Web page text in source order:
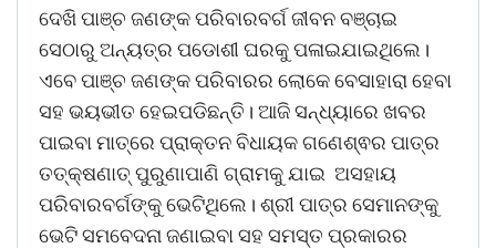
ଦେଖି ପାଞ୍ଚ ଜଣଙ୍କ ପରିବାରବର୍ଗ ଜୀବନ ବଞ୍ଚାଇ
ସେଠାରୁ ଅନ୍ୟତ୍ର ପଡୋଶୀ ଘରକୁ ପଳାଇଯାଇଥିଲେ।
ଏବେ ପାଞ୍ଚ ଜଣଙ୍କ ପରିବାରର ଲୋକେ ବେସାହାରା ହେବା
ସହ ଭୟଭୀତ ହେଇପଡିଛନ୍ତି। ଆଜି ସନ୍ଧ୍ୟାରେ ଖବର
ପାଇବା ମାତ୍ରେ ପ୍ରାକ୍ତନ ବିଧାୟକ ଗଣେଶ୍ଵର ପାତ୍ର
ତତ୍‌କ୍ଷଣାତ୍ ପୁରୁଣାପାଣି ଗ୍ରାମକୁ ଯାଇ ଅସହାୟ
ପରିବାରବର୍ଗଙ୍କୁ ଭେଟିଥିଲେ। ଶ୍ରୀ ପାତ୍ର ସେମାନଙ୍କୁ
ଭେଟି ସମବେଦନା ଜଣାଇବା ସହ ସମସ୍ତ ପ୍ରକାରର